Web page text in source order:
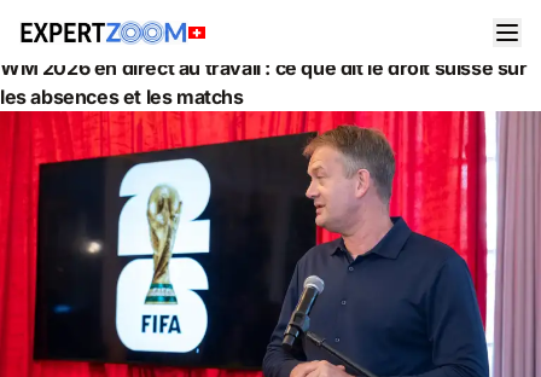
Actualités
Juridique
WM 2026 en direct au travail : ce que dit le droit suisse sur
les absences et les matchs